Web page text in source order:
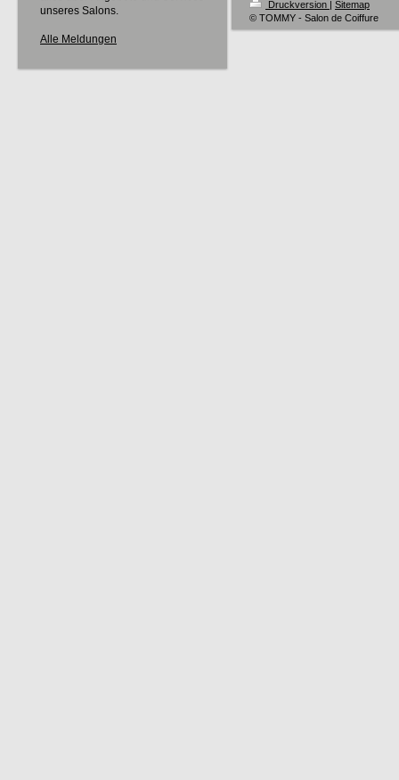
unseres Salons.
Alle Meldungen
Druckversion | Sitemap
© TOMMY - Salon de Coiffure